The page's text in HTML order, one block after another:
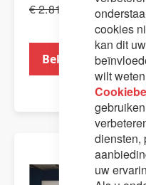
cookies
kan dit
wilt
diensten,
uw
€ 2.810,00
Bekijk product
AANBIEDING